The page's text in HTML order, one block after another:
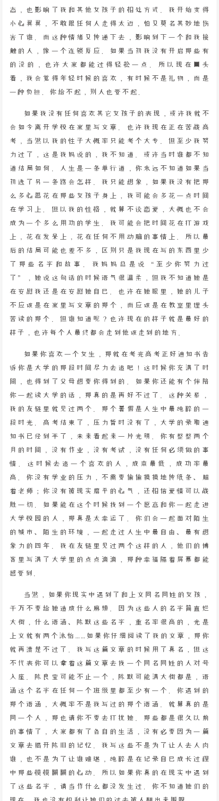
态，也影响了我和其他女孩子的相处方式。我开始变得
小心翼翼，不敢跟任何人走得太近，怕又莫名其妙地伤
害了谁。而这种情绪又传递下去，影响到下一个和我接
触的人，像一个连锁反应。如果当初我没有开启那些有
的没的，也许大家都能过得轻松一点。所以现在回头
看，我会觉得年轻时候的喜欢，有时候不是礼物，而是
一种负担。你给不起，别人也受不起。
如果我没有任何喜欢其它女孩子的表现，或许我就不
会如今离开学校在家里写文章。也许我现在正在苦战高
考，当然以我的性子大概率只能考个大专。但至少我努
力过了，这是我妈说的，我不知道。或许当时谁都不知
道结局如何。人生是一条单行道，你永远不知道如果当
初选了另一条路会怎样。我只能想象，如果我没有把那
么多心思花在那些女孩子身上，我可能会多花一点时间
在学习上。但以我的性格，就算不谈恋爱，大概也不会
成为一个多么用功的学生。我可能会把时间花在打游戏
上，花在发呆上，花在任何不用动脑的事情上。所以最
后的结局可能也差不多，区别只是我现在写的东西里少
了那些名字和故事。我妈妈总是说“至少你努力过
了”，她说这句话的时候语气很温柔，但我不知道她是
在安慰我还是在安慰她自己。也许在她眼里，她的儿子
不应该是在家里写文章的那个，而应该是在教室里埋头
苦读的那个。但谁知道呢？也许现在的样子就是最好的
样子，也许每个人最终都会走到他该走到的地方。
如果你喜欢一个女生，那就在考完高考正好通知书告
诉你是大学的那段时间尽力去追吧！这时候你充满了时
间，也得到了父母想要你得到的。如果你还能有个伴陪
你一起读大学的话，那真的是再好不过了。这种关系，
我的友链里就见过两个。那个暑假是人生中最纯粹的一
段时光。高考结束了，压力暂时没有了，大学的录取通
知书已经到手了，未来看起来一片光明。你有整整两个
月的时间，没有作业，没有考试，没有任何必须做的事
情。这时候去追一个喜欢的人，成本最低，成功率最
高。你没有学业的压力，不需要偷偷摸摸地传纸条、躲
着老师；你没有被现实磨平的心气，还相信爱情可以战
胜一切。如果能在这个时候找到一个愿意和你一起走进
大学校园的人，那真是太幸运了。你们会一起面对陌生
的城市、陌生的环境，一起走过人生中最自由、最有想
象力的四年。我在友链里见过两个这样的人，他们的博
客里写满了大学里的点点滴滴，那种幸福隔着屏幕都能
感受到。
当然，如果你现实中遇到了和上文同名同姓的女孩，
千万不要给她造成什么麻烦。因为这些人的名字简直烂
大街，什么语涵、陈默这些名字，重名率很高的，光是
上文就有两个泳怡……如果你仔细阅读了我的文章，那你
就再清楚不过了。我写这篇文章的时候用了真名，但这
不代表你可以拿着这篇文章去找一个同名同姓的人对号
入座。陈良莹可能不止一个，陈默可能满大街都是，语
涵这个名字在任何一个班级里都至少有一个。你遇到的
那个语涵，大概率不是我写过的那个语涵。就算真的是
同一个人，那也请你不要去打扰她。那些都是很久以前
的事情了，大家都有了各自的生活，没有必要因为一篇
文章去揭开陈旧的记忆。我写这些不是为了让人去人肉
谁，也不是为了让谁难堪，纯粹是在记录自己成长过程
中那些模模糊糊的心动。所以如果你真的在现实中遇到
了这些名字，请当作什么都没发生过。你不知道她们的